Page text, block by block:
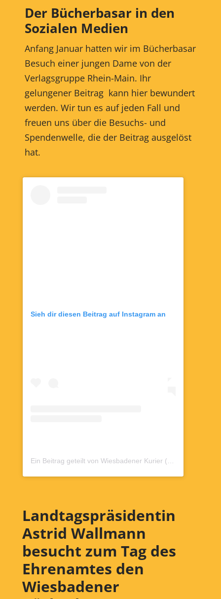
Der Bücherbasar in den
Sozialen Medien
Anfang Januar hatten wir im Bücherbasar
Besuch einer jungen Dame von der
Verlagsgruppe Rhein-Main. Ihr
gelungener Beitrag kann hier bewundert
werden. Wir tun es auf jeden Fall und
freuen uns über die Besuchs- und
Spendenwelle, die der Beitrag ausgelöst
hat.
Sieh dir diesen Beitrag auf Instagram an
Landtagspräsidentin
Astrid Wallmann
besucht zum Tag des
Ehrenamtes den
Wiesbadener